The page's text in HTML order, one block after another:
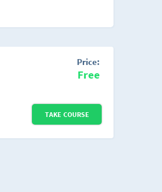
Price:
Free
TAKE COURSE